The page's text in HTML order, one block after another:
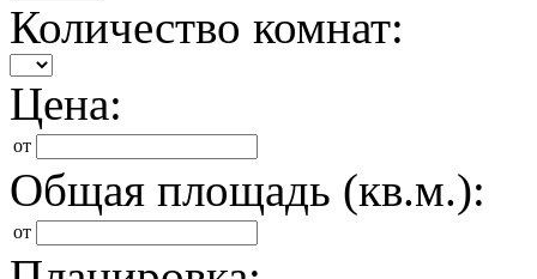
Количество комнат:
Цена:
от
Общая площадь (кв.м.):
от